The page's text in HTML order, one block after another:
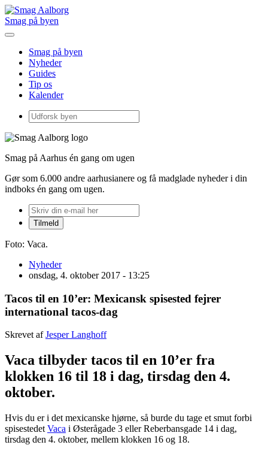
Smag på byen
Smag på byen
Nyheder
Guides
Tip os
Kalender
Smag på Aarhus én gang om ugen
Gør som 6.000 andre aarhusianere og få madglade nyheder i din
indboks én gang om ugen.
Foto: Vaca.
Nyheder
onsdag, 4. oktober 2017 - 13:25
Tacos til en 10’er: Mexicansk spisested fejrer
international tacos-dag
Skrevet afJesper Langhoff
Vaca tilbyder tacos til en 10’er fra
klokken 16 til 18 i dag, tirsdag den 4.
oktober.
Hvis du er i det mexicanske hjørne, så burde du tage et smut forbi
spisestedet Vaca i Østerågade 3 eller Reberbansgade 14 i dag,
tirsdag den 4. oktober, mellem klokken 16 og 18.